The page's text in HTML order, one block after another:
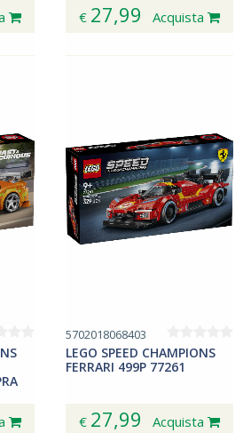
€ 27,99 Acquista
5702018068403
LEGO SPEED CHAMPIONS
FERRARI 499P 77261
€ 27,99 Acquista